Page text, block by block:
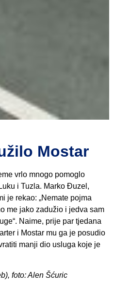
Mostar
vrlo mnogo pomoglo
i Tuzla. Marko Đuzel,
je rekao: „Nemate pojma
me jako zadužio i jedva sam
Naime, prije par tjedana
i Mostar mu ga je posudio
manji dio usluga koje je
foto: Alen Šćuric